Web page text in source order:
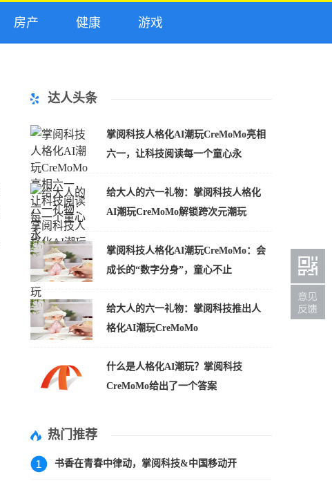
房产 健康 游戏
达人头条
掌阅科技人格化AI潮玩CreMoMo亮相
六一，让科技阅读每一个童心永
给大人的六一礼物：掌阅科技人格化
AI潮玩CreMoMo解锁跨次元潮玩
掌阅科技人格化AI潮玩CreMoMo：会
成长的“数字分身”，童心不止
给大人的六一礼物：掌阅科技推出人
格化AI潮玩CreMoMo
什么是人格化AI潮玩？掌阅科技
CreMoMo给出了一个答案
热门推荐
书香在青春中律动，掌阅科技&中国移动开